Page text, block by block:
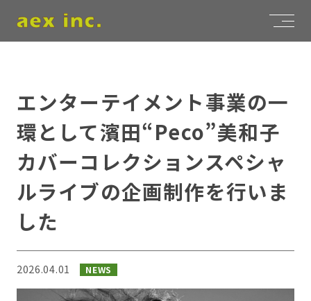
エンターテイメント事業の一
環として濱田“Peco”美和子
カバーコレクションスペシャ
ルライブの企画制作を行いま
した
2026.04.01 NEWS